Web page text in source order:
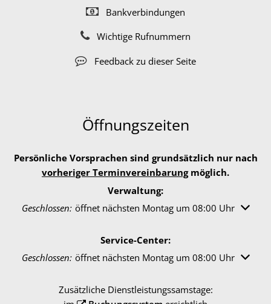
Bankverbindungen
Wichtige Rufnummern
Feedback zu dieser Seite
Öffnungszeiten
Persönliche Vorsprachen sind grundsätzlich nur nach
vorheriger Terminvereinbarungmöglich.
Verwaltung:
Klicken, um weitere Öffnungs- oder Schließzeiten
Geschlossen: öffnet nächsten Montag um 08:00 Uhr
Service-Center:
Klicken, um weitere Öffnungs- oder Schließzeiten
Geschlossen: öffnet nächsten Montag um 08:00 Uhr
Zusätzliche Dienstleistungssamstage: